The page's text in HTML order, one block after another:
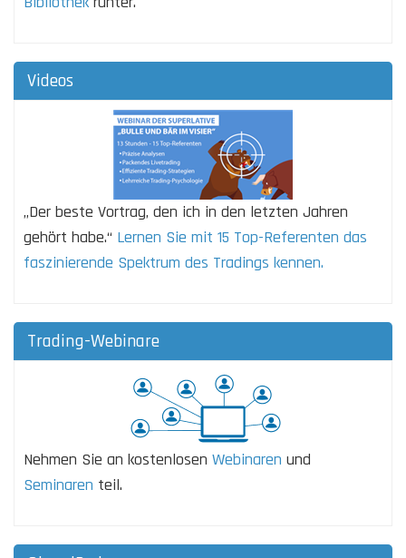
Videos
„Der beste Vortrag, den ich in den letzten Jahren
gehört habe.“ Lernen Sie mit 15 Top-Referenten das
faszinierende Spektrum des Tradings kennen.
Trading-Webinare
Nehmen Sie an kostenlosen Webinaren und
Seminaren teil.